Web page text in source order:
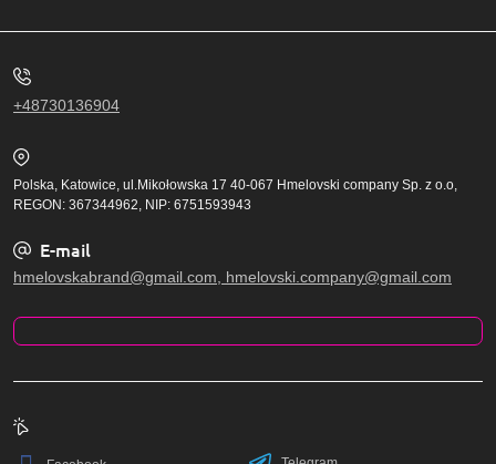
+48730136904
Polska, Katowice, ul.Mikołowska 17 40-067 Hmelovski company Sp. z o.o,
REGON: 367344962, NIP: 6751593943
E-mail
hmelovskabrand@gmail.com, hmelovski.company@gmail.com